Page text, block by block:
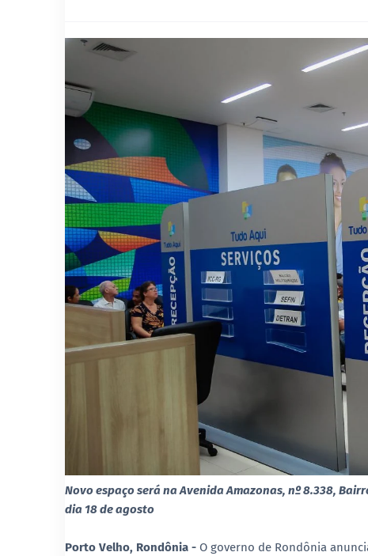
Novo espaço será na Avenida Amazonas, nº 8.338,
dia 18 de agosto
Porto Velho, Rondônia - O governo de Rondônia